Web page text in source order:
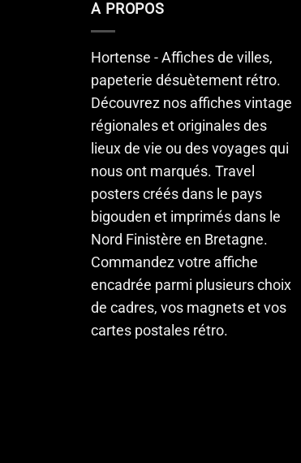
A PROPOS
Hortense - Affiches de villes,
papeterie désuètement rétro.
Découvrez nos affiches vintage
régionales et originales des
lieux de vie ou des voyages qui
nous ont marqués. Travel
posters créés dans le pays
bigouden et imprimés dans le
Nord Finistère en Bretagne.
Commandez votre affiche
encadrée parmi plusieurs choix
de cadres, vos magnets et vos
cartes postales rétro.